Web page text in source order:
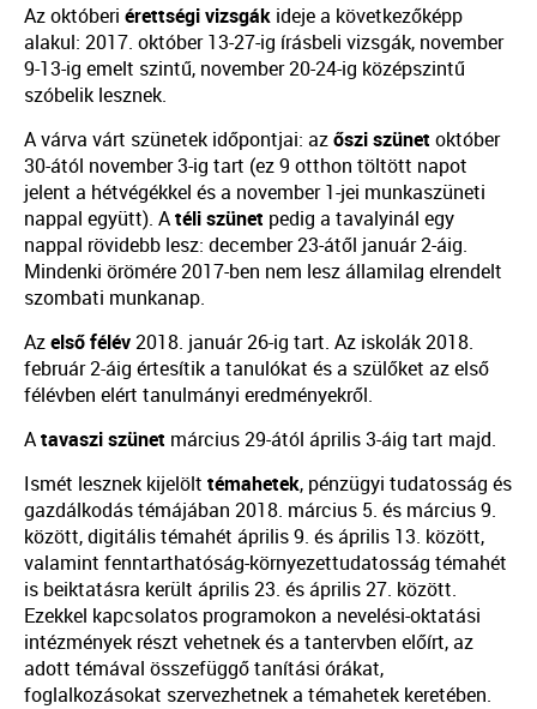
Az októberi érettségi vizsgák ideje a következőképp
alakul: 2017. október 13-27-ig írásbeli vizsgák, november
9-13-ig emelt szintű, november 20-24-ig középszintű
szóbelik lesznek.
A várva várt szünetek időpontjai: azőszi szünet október
30-ától november 3-ig tart (ez 9 otthon töltött napot
jelent a hétvégékkel és a november 1-jei munkaszüneti
nappal együtt). Atéli szünet pedig a tavalyinál egy
nappal rövidebb lesz: december 23-átől január 2-áig.
Mindenki örömére 2017-ben nem lesz államilag elrendelt
szombati munkanap.
Azelső félév2018. január 26-ig tart. Az iskolák 2018.
február 2-áig értesítik a tanulókat és a szülőket az első
félévben elért tanulmányi eredményekről.
Atavaszi szünet március 29-ától április 3-áig tart majd.
Ismét lesznek kijelölt témahetek, pénzügyi tudatosság és
gazdálkodás témájában 2018. március 5. és március 9.
között, digitális témahét április 9. és április 13. között,
valamint fenntarthatóság-környezettudatosság témahét
is beiktatásra került április 23. és április 27. között.
Ezekkel kapcsolatos programokon a nevelési-oktatási
intézmények részt vehetnek és a tantervben előírt, az
adott témával összefüggő tanítási órákat,
foglalkozásokat szervezhetnek a témahetek keretében.